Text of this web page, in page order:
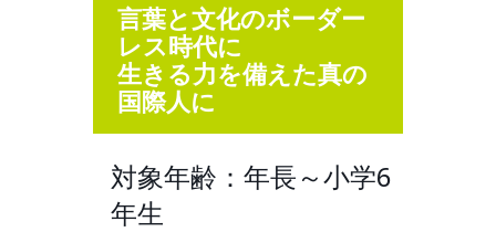
言葉と文化のボーダー
レス時代に
生きる力を備えた真の
国際人に
対象年齢：年長～小学6
年生